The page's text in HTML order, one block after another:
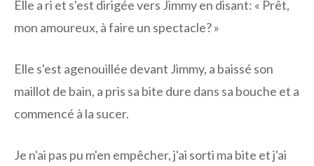
Elle a ri et s'est dirigée vers Jimmy en disant: « Prêt,
mon amoureux, à faire un spectacle? »
Elle s'est agenouillée devant Jimmy, a baissé son
maillot de bain, a pris sa bite dure dans sa bouche et a
commencé à la sucer.
Je n'ai pas pu m'en empêcher, j'ai sorti ma bite et j'ai